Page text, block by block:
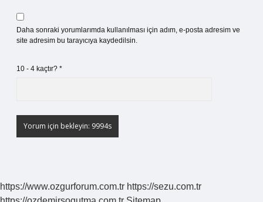
Daha sonraki yorumlarımda kullanılması için adım, e-posta adresim ve
site adresim bu tarayıcıya kaydedilsin.
10 - 4 kaçtır? *
https://www.ozgurforum.com.tr https://sezu.com.tr